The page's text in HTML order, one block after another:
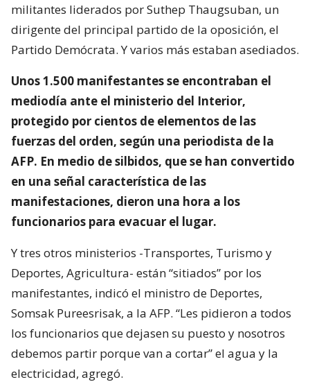
militantes liderados por Suthep Thaugsuban, un
dirigente del principal partido de la oposición, el
Partido Demócrata. Y varios más estaban asediados.
Unos 1.500 manifestantes se encontraban el
mediodía ante el ministerio del Interior,
protegido por cientos de elementos de las
fuerzas del orden, según una periodista de la
AFP. En medio de silbidos, que se han convertido
en una señal característica de las
manifestaciones, dieron una hora a los
funcionarios para evacuar el lugar.
Y tres otros ministerios -Transportes, Turismo y
Deportes, Agricultura- están “sitiados” por los
manifestantes, indicó el ministro de Deportes,
Somsak Pureesrisak, a la AFP. “Les pidieron a todos
los funcionarios que dejasen su puesto y nosotros
debemos partir porque van a cortar” el agua y la
electricidad, agregó.